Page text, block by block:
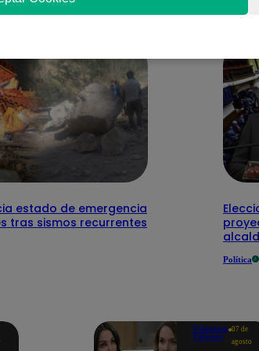
estado de emergencia
tras sismos recurrentes
Política
Valentina
Valiente
07 de
agosto